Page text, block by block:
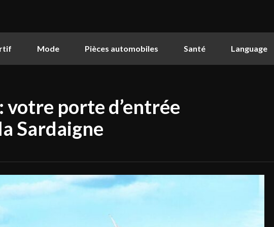
Mode Pièces automobiles Santé Language
votre porte d’entrée
Sardaigne